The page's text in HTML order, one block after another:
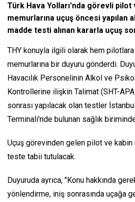
Türk Hava Yolları'nda görevli pilot
memurlarına uçuş öncesi yapılan
madde testi alınan kararla uçuş
THY konuyla ilgili olarak hem
memurlarına bir duyuru gönderdi.
Havacılık Personelinin Alkol ve
Kontrollerine ilişkin Talimat (SHT-
sonrası yapılacak olan testler
Terminali'nde bulunan sağlık
Uçuş görevinden gelen pilot ve kabin
teste tabii tutulacak.
Duyuruda ayrıca, "Konu hakkında
yönlendirme, iniş sonrasında uçağa